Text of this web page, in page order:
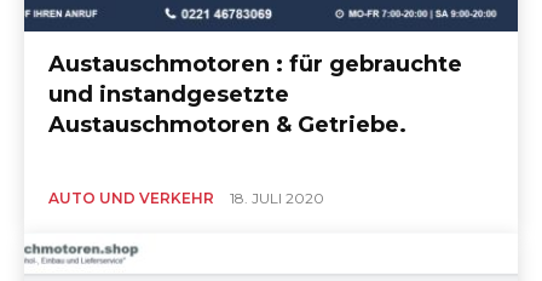
Austauschmotoren : für gebrauchte
und instandgesetzte
Austauschmotoren & Getriebe.
AUTO UND VERKEHR 18. JULI 2020